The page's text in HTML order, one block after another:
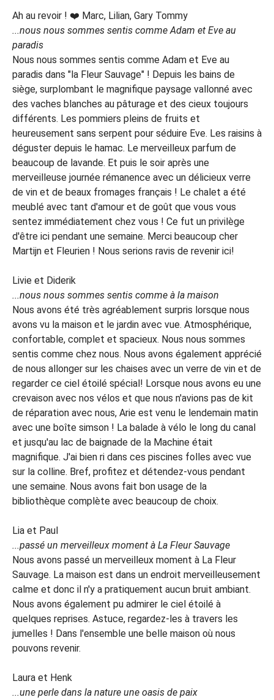
Ah au revoir ! ❤️ Marc, Lilian, Gary Tommy
...nous nous sommes sentis comme Adam et Eve au
paradis
Nous nous sommes sentis comme Adam et Eve au
paradis dans "la Fleur Sauvage" ! Depuis les bains de
siège, surplombant le magnifique paysage vallonné avec
des vaches blanches au pâturage et des cieux toujours
différents. Les pommiers pleins de fruits et
heureusement sans serpent pour séduire Eve. Les raisins à
déguster depuis le hamac. Le merveilleux parfum de
beaucoup de lavande. Et puis le soir après une
merveilleuse journée rémanence avec un délicieux verre
de vin et de beaux fromages français ! Le chalet a été
meublé avec tant d'amour et de goût que vous vous
sentez immédiatement chez vous ! Ce fut un privilège
d'être ici pendant une semaine. Merci beaucoup cher
Martijn et Fleurien ! Nous serions ravis de revenir ici!
Livie et Diderik
...nous nous sommes sentis comme à la maison
Nous avons été très agréablement surpris lorsque nous
avons vu la maison et le jardin avec vue. Atmosphérique,
confortable, complet et spacieux. Nous nous sommes
sentis comme chez nous. Nous avons également apprécié
de nous allonger sur les chaises avec un verre de vin et de
regarder ce ciel étoilé spécial! Lorsque nous avons eu une
crevaison avec nos vélos et que nous n'avions pas de kit
de réparation avec nous, Arie est venu le lendemain matin
avec une boîte simson ! La balade à vélo le long du canal
et jusqu'au lac de baignade de la Machine était
magnifique. J'ai bien ri dans ces piscines folles avec vue
sur la colline. Bref, profitez et détendez-vous pendant
une semaine. Nous avons fait bon usage de la
bibliothèque complète avec beaucoup de choix.
Lia et Paul
...passé un merveilleux moment à La Fleur Sauvage
Nous avons passé un merveilleux moment à La Fleur
Sauvage. La maison est dans un endroit merveilleusement
calme et donc il n'y a pratiquement aucun bruit ambiant.
Nous avons également pu admirer le ciel étoilé à
quelques reprises. Astuce, regardez-les à travers les
jumelles ! Dans l'ensemble une belle maison où nous
pouvons revenir.
Laura et Henk
...une perle dans la nature une oasis de paix